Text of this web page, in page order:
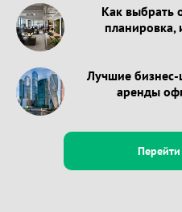
Как выбрать
планировка,
Лучшие
аренды